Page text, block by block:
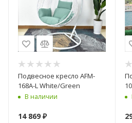
Подвесное кресло AFM-
168A-L White/Green
В наличии
14 869 ₽